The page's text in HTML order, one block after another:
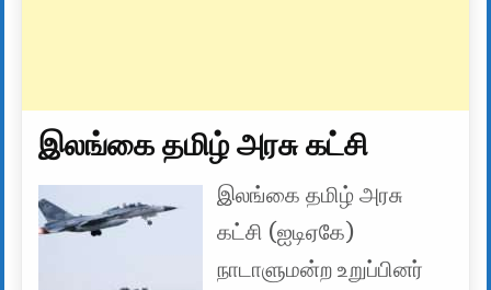
இலங்கை தமிழ் அரசு கட்சி
இலங்கை தமிழ் அரசு
கட்சி (ஐடிஏகே)
நாடாளுமன்ற உறுப்பினர்